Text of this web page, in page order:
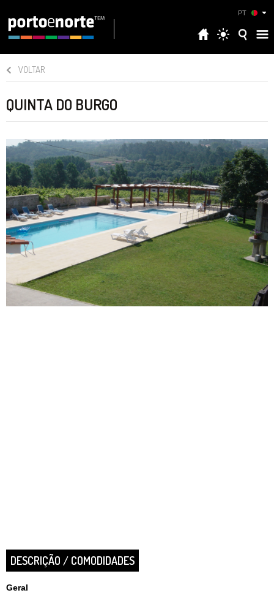
PT
VOLTAR
QUINTA DO BURGO
DESCRIÇÃO / COMODIDADES
Geral